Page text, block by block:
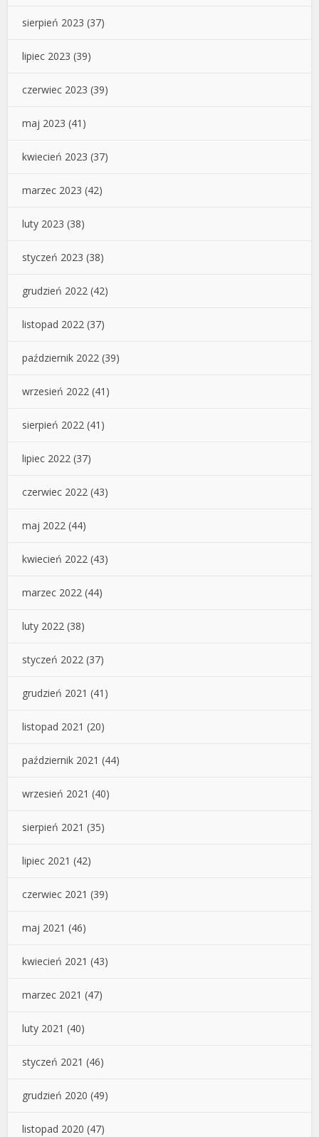
sierpień 2023 (37)
lipiec 2023 (39)
czerwiec 2023 (39)
maj 2023 (41)
kwiecień 2023 (37)
marzec 2023 (42)
luty 2023 (38)
styczeń 2023 (38)
grudzień 2022 (42)
listopad 2022 (37)
październik 2022 (39)
wrzesień 2022 (41)
sierpień 2022 (41)
lipiec 2022 (37)
czerwiec 2022 (43)
maj 2022 (44)
kwiecień 2022 (43)
marzec 2022 (44)
luty 2022 (38)
styczeń 2022 (37)
grudzień 2021 (41)
listopad 2021 (20)
październik 2021 (44)
wrzesień 2021 (40)
sierpień 2021 (35)
lipiec 2021 (42)
czerwiec 2021 (39)
maj 2021 (46)
kwiecień 2021 (43)
marzec 2021 (47)
luty 2021 (40)
styczeń 2021 (46)
grudzień 2020 (49)
listopad 2020 (47)